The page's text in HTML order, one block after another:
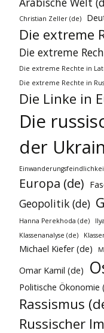
Christian Zeller (de)
Die extreme
Die extreme
Die extreme Rechte in
Die extreme Rechte in
Die Linke in
Die
der
Europa (de)
Geopolitik (de)
Hanna Perekhoda (de)
Klassenanalyse (de)
Michael Kiefer (de)
Omar Kamil (de)
Politische Ökonomie
Rassismus
Russischer